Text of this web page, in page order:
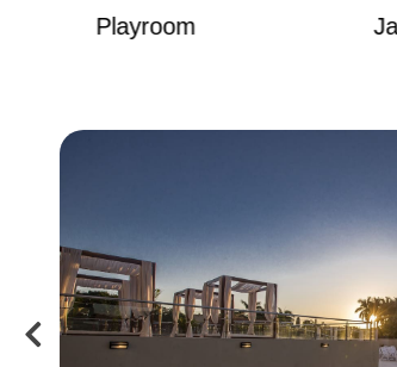
Playroom